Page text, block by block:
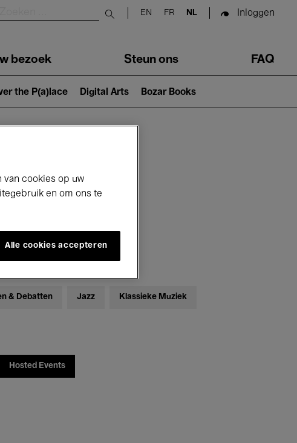
Submit search
EN FR NL Inloggen
bezoek Steun ons FAQ
the P(a)lace Digital Arts Bozar Books
& Debatten Jazz Klassieke Muziek
Hosted Events
van cookies op uw
en om ons te
Alle cookies accepteren